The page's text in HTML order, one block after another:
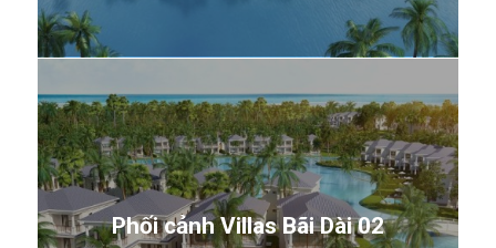
Phối cảnh Villas Bãi Dài 02